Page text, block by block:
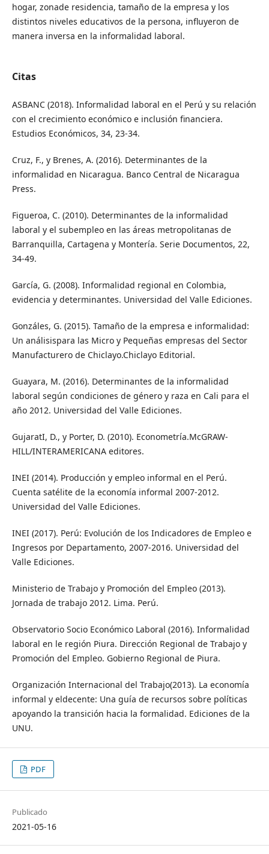
hogar, zonade residencia, tamaño de la empresa y los
distintos niveles educativos de la persona, influyeron de
manera inversa en la informalidad laboral.
Citas
ASBANC (2018). Informalidad laboral en el Perú y su relación
con el crecimiento económico e inclusión financiera.
Estudios Económicos, 34, 23-34.
Cruz, F., y Brenes, A. (2016). Determinantes de la
informalidad en Nicaragua. Banco Central de Nicaragua
Press.
Figueroa, C. (2010). Determinantes de la informalidad
laboral y el subempleo en las áreas metropolitanas de
Barranquilla, Cartagena y Montería. Serie Documentos, 22,
34-49.
García, G. (2008). Informalidad regional en Colombia,
evidencia y determinantes. Universidad del Valle Ediciones.
Gonzáles, G. (2015). Tamaño de la empresa e informalidad:
Un análisispara las Micro y Pequeñas empresas del Sector
Manufacturero de Chiclayo.Chiclayo Editorial.
Guayara, M. (2016). Determinantes de la informalidad
laboral según condiciones de género y raza en Cali para el
año 2012. Universidad del Valle Ediciones.
GujaratI, D., y Porter, D. (2010). Econometría.McGRAW-
HILL/INTERAMERICANA editores.
INEI (2014). Producción y empleo informal en el Perú.
Cuenta satélite de la economía informal 2007-2012.
Universidad del Valle Ediciones.
INEI (2017). Perú: Evolución de los Indicadores de Empleo e
Ingresos por Departamento, 2007-2016. Universidad del
Valle Ediciones.
Ministerio de Trabajo y Promoción del Empleo (2013).
Jornada de trabajo 2012. Lima. Perú.
Observatorio Socio Económico Laboral (2016). Informalidad
laboral en le región Piura. Dirección Regional de Trabajo y
Promoción del Empleo. Gobierno Regional de Piura.
Organización Internacional del Trabajo(2013). La economía
informal y eldecente: Una guía de recursos sobre políticas
apoyando la transición hacia la formalidad. Ediciones de la
UNU.
PDF
Publicado
2021-05-16